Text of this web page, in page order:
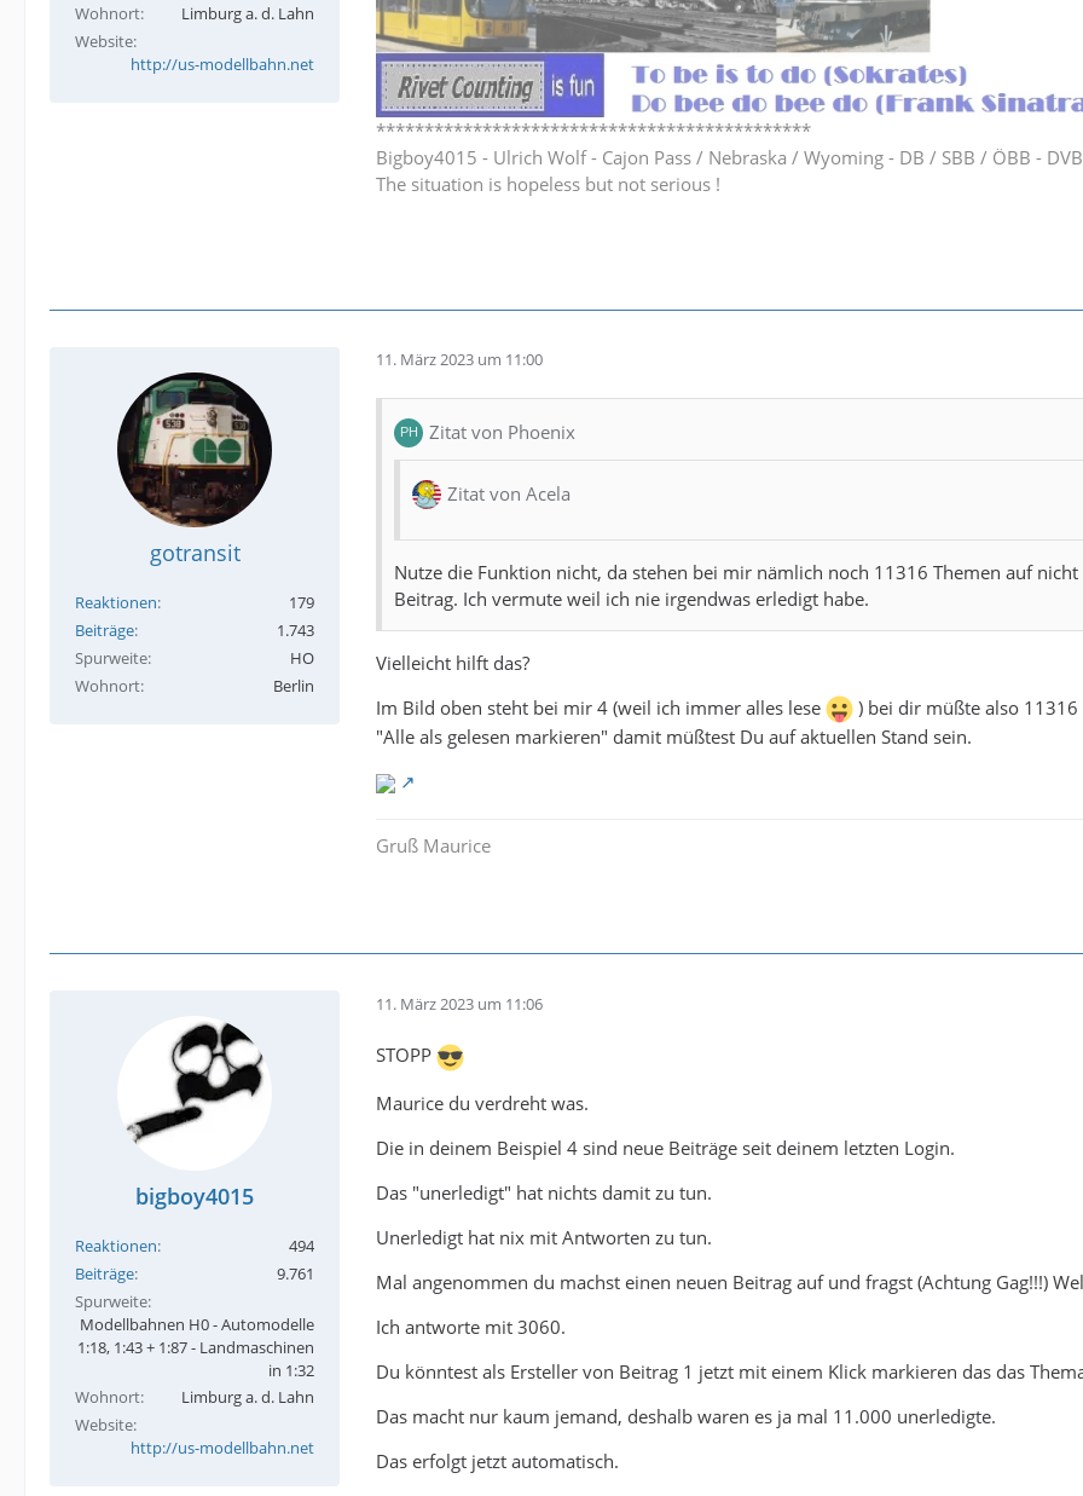
Wohnort
Limburg a. d. Lahn
Website
http://us-modellbahn.net
*********************************************
Bigboy4015 - Ulrich Wolf - Cajon Pass / Nebraska / Wyoming - DB / SBB / ÖBB -
The situation is hopeless but not serious !
gotransit
Reaktionen
179
Beiträge
1.743
Spurweite
HO
Wohnort
Berlin
11. März 2023 um 11:00
Zitat von Phoenix
Zitat von Acela
Nutze die Funktion nicht, da stehen bei mir nämlich noch 11316 Themen auf
Beitrag. Ich vermute weil ich nie irgendwas erledigt habe.
Vielleicht hilft das?
Im Bild oben steht bei mir 4 (weil ich immer alles lese
) bei dir müßte also
"Alle als gelesen markieren" damit müßtest Du auf aktuellen Stand sein.
Gruß Maurice
bigboy4015
Reaktionen
494
Beiträge
9.761
Spurweite
Modellbahnen H0 - Automodelle
1:18, 1:43 + 1:87 - Landmaschinen
in 1:32
Wohnort
Limburg a. d. Lahn
Website
http://us-modellbahn.net
11. März 2023 um 11:06
STOPP
Maurice du verdreht was.
Die in deinem Beispiel 4 sind neue Beiträge seit deinem letzten Login.
Das "unerledigt" hat nichts damit zu tun.
Unerledigt hat nix mit Antworten zu tun.
Mal angenommen du machst einen neuen Beitrag auf und fragst (Achtung Gag!!!)
Ich antworte mit 3060.
Du könntest als Ersteller von Beitrag 1 jetzt mit einem Klick markieren das das
Das macht nur kaum jemand, deshalb waren es ja mal 11.000 unerledigte.
Das erfolgt jetzt automatisch.